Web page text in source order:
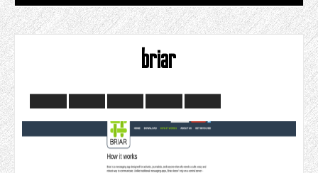
briar